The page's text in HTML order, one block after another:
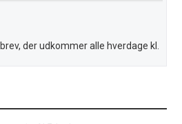
der udkommer alle hverdage kl.